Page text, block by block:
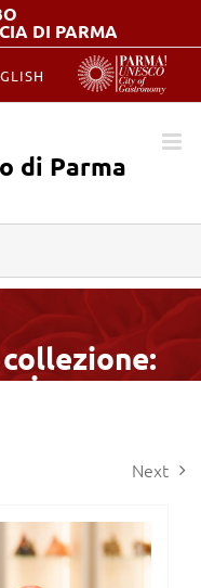
DI PARMA
di Parma
Next